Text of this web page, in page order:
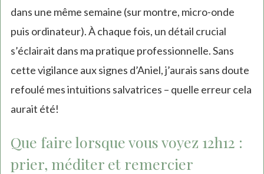
dans une même semaine (sur montre, micro-onde
puis ordinateur). À chaque fois, un détail crucial
s’éclairait dans ma pratique professionnelle. Sans
cette vigilance aux signes d’Aniel, j’aurais sans doute
refoulé mes intuitions salvatrices – quelle erreur cela
aurait été!
Que faire lorsque vous voyez 12h12 :
prier, méditer et remercier